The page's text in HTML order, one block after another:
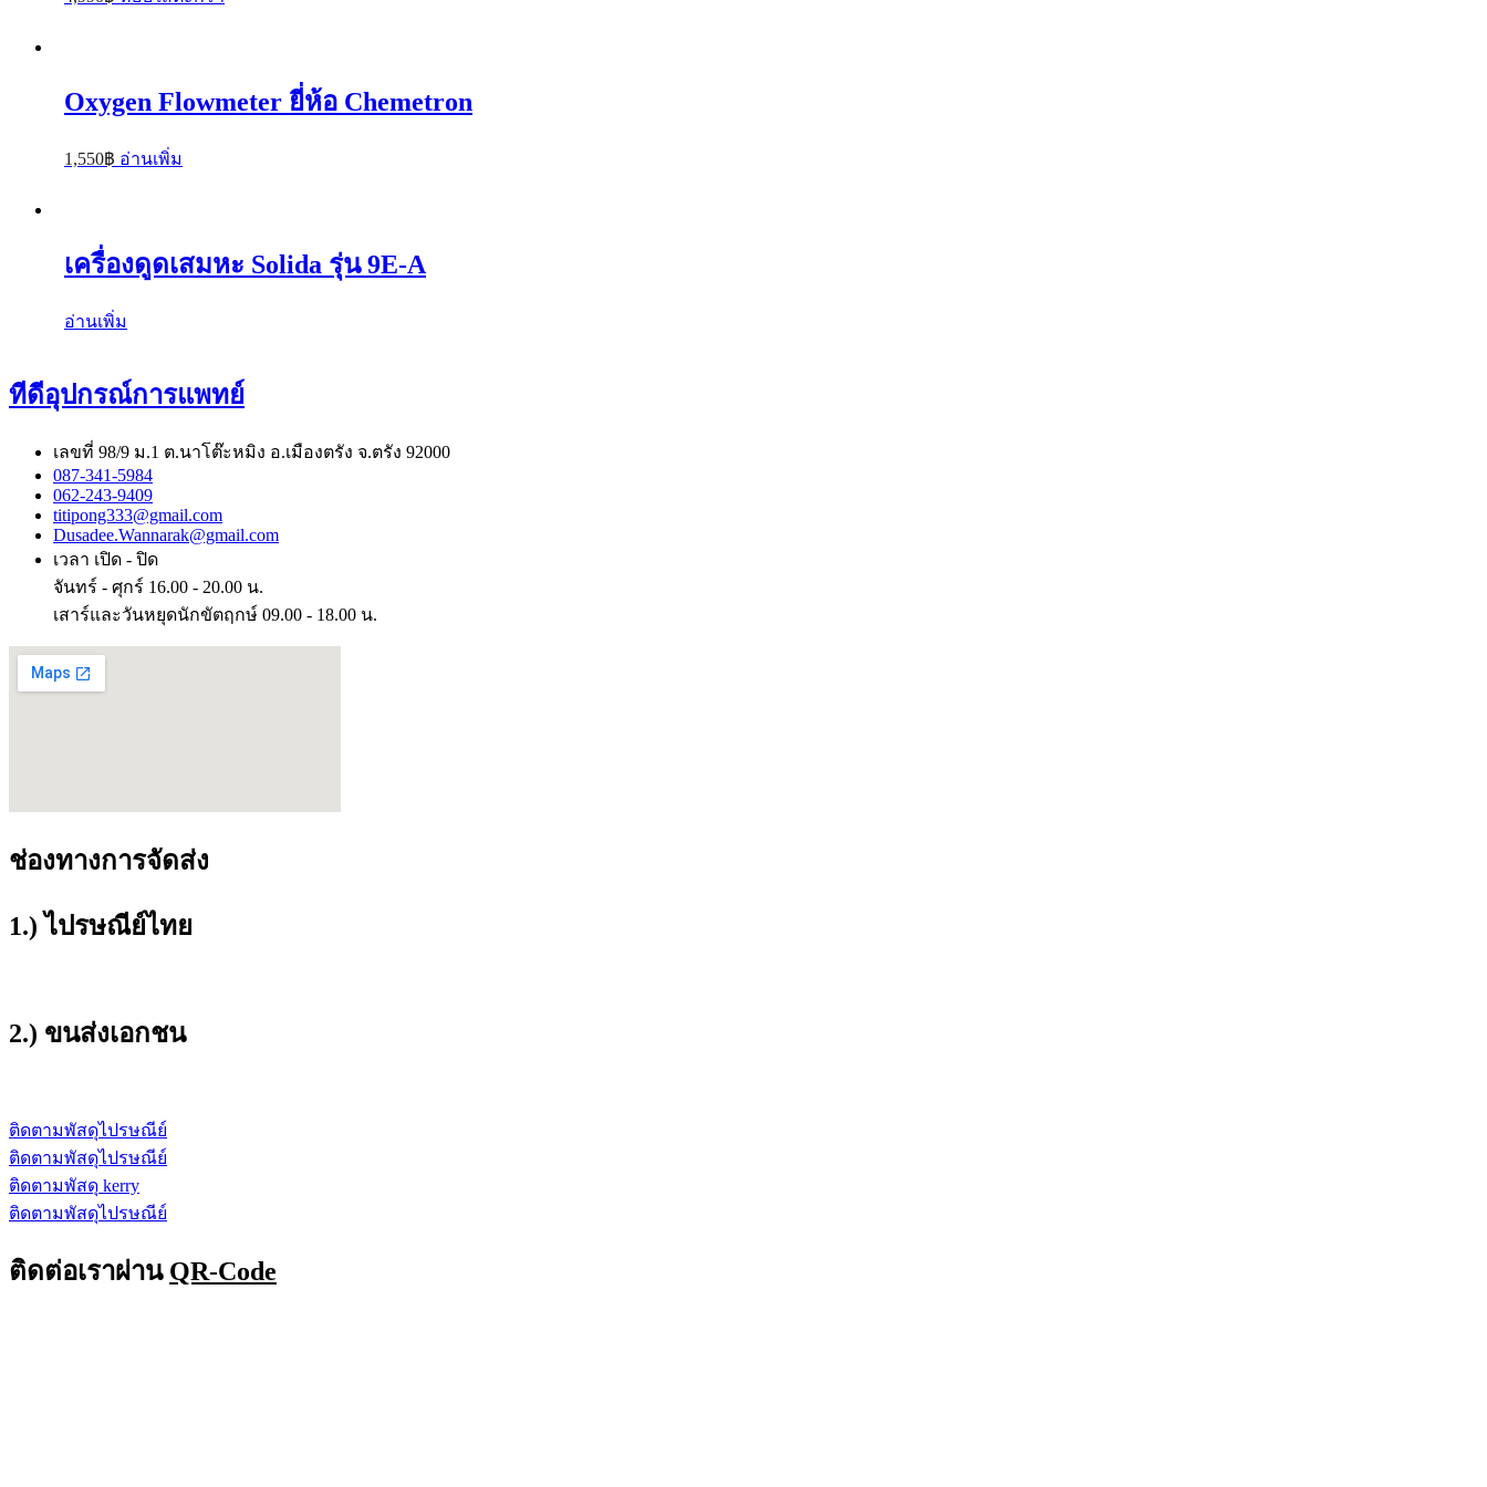
Oxygen Flowmeter ยี่ห้อ Chemetron
1,550฿ อ่านเพิ่ม
เครื่องดูดเสมหะ Solida รุ่น 9E-A
อ่านเพิ่ม
ทีดีอุปกรณ์การแพทย์
เลขที่ 98/9 ม.1 ต.นาโต๊ะหมิง อ.เมืองตรัง จ.ตรัง 92000
087-341-5984
062-243-9409
titipong333@gmail.com
Dusadee.Wannarak@gmail.com
เวลา เปิด - ปิด
จันทร์ - ศุกร์ 16.00 - 20.00 น.
เสาร์และวันหยุดนักขัตฤกษ์ 09.00 - 18.00 น.
ช่องทางการจัดส่ง
1.) ไปรษณีย์ไทย
2.) ขนส่งเอกชน
ติดตามพัสดุไปรษณีย์
ติดตามพัสดุไปรษณีย์
ติดตามพัสดุ kerry
ติดตามพัสดุไปรษณีย์
ติดต่อเราผ่าน QR-Code